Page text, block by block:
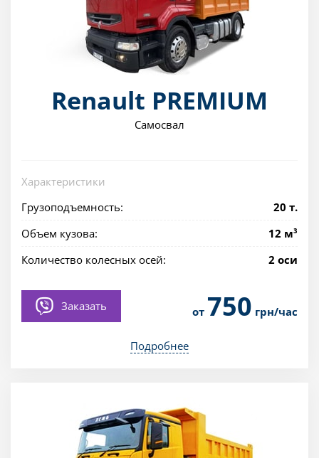
Renault PREMIUM
Самосвал
Характеристики
Грузоподъемность:
20 т.
Объем кузова:
12 м³
Количество колесных осей:
2 оси
Заказать от 750 грн/час
Подробнее